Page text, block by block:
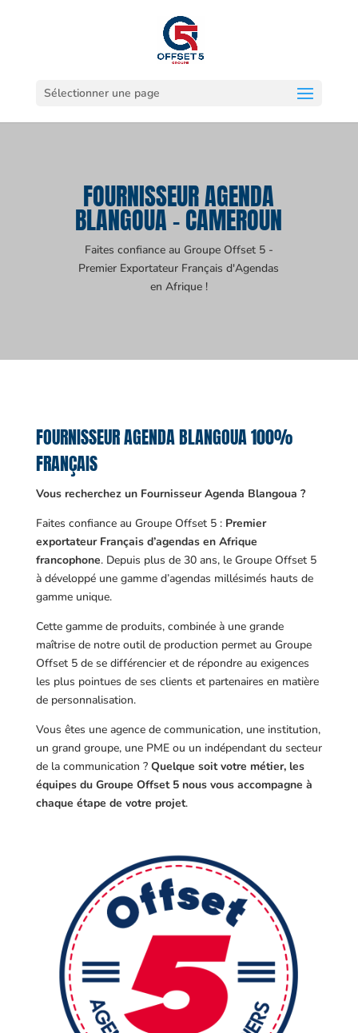
Sélectionner une page
FOURNISSEUR AGENDA
BLANGOUA - CAMEROUN
Faites confiance au Groupe Offset 5 -
Premier Exportateur Français d'Agendas
en Afrique !
FOURNISSEUR AGENDA BLANGOUA 100%
FRANÇAIS
Vous recherchez un Fournisseur Agenda Blangoua ?
Faites confiance au Groupe Offset 5 : Premier
exportateur Français d’agendas en Afrique
francophone. Depuis plus de 30 ans, le Groupe Offset 5
à développé une gamme d’agendas millésimés hauts de
gamme unique.
Cette gamme de produits, combinée à une grande
maîtrise de notre outil de production permet au Groupe
Offset 5 de se différencier et de répondre au exigences
les plus pointues de ses clients et partenaires en matière
de personnalisation.
Vous êtes une agence de communication, une institution,
un grand groupe, une PME ou un indépendant du secteur
de la communication ? Quelque soit votre métier, les
équipes du Groupe Offset 5 nous vous accompagne à
chaque étape de votre projet.